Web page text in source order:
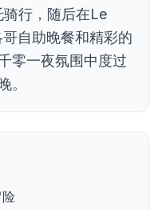
行，随后在Le
自助晚餐和精彩的
零一夜氛围中度过
。